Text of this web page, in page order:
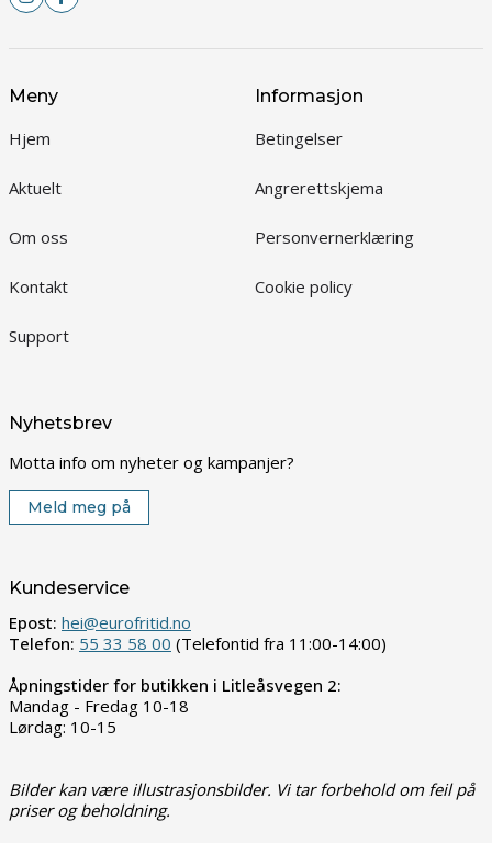
Meny
Hjem
Aktuelt
Om oss
Kontakt
Support
Informasjon
Betingelser
Angrerettskjema
Personvernerklæring
Cookie policy
Nyhetsbrev
Motta info om nyheter og kampanjer?
Meld meg på
Kundeservice
Epost: hei@eurofritid.no
Telefon: 55 33 58 00 (Telefontid fra 11:00-14:00)
Åpningstider for butikken i Litleåsvegen 2:
Mandag - Fredag 10-18
Lørdag: 10-15
Bilder kan være illustrasjonsbilder. Vi tar forbehold om feil på
priser og beholdning.